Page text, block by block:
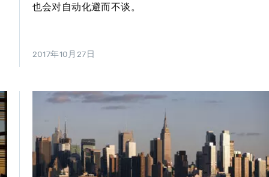
也会对自动化避而不谈。
2017年10月27日